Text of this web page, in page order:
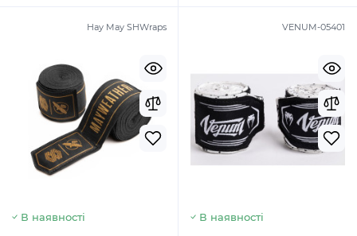
Hay May SHWraps
В наявності
VENUM-05401
В наявності